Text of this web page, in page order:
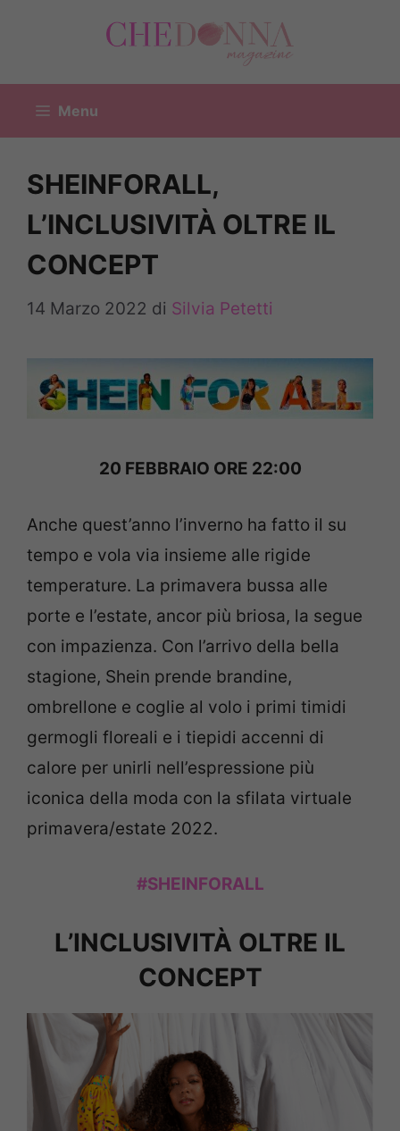
Menu
SHEINFORALL,
L’INCLUSIVITÀ OLTRE IL
CONCEPT
14 Marzo 2022 di Silvia Petetti
20 FEBBRAIO ORE 22:00
Anche quest’anno l’inverno ha fatto il su
tempo e vola via insieme alle rigide
temperature. La primavera bussa alle
porte e l’estate, ancor più briosa, la segue
con impazienza. Con l’arrivo della bella
stagione, Shein prende brandine,
ombrellone e coglie al volo i primi timidi
germogli floreali e i tiepidi accenni di
calore per unirli nell’espressione più
iconica della moda con la sfilata virtuale
primavera/estate 2022.
#SHEINFORALL
L’INCLUSIVITÀ OLTRE IL
CONCEPT